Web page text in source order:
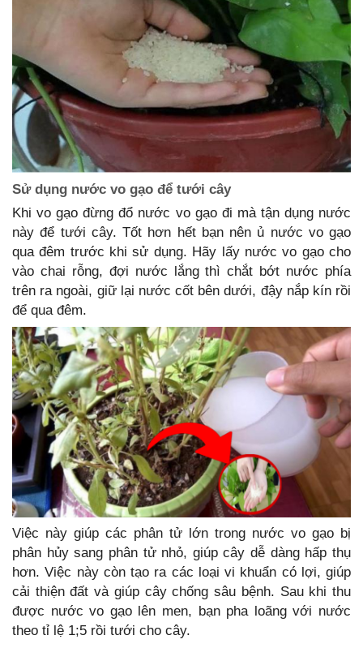
Sử dụng nước vo gạo để tưới cây
Khi vo gạo đừng đổ nước vo gạo đi mà tận dụng nước
này để tưới cây. Tốt hơn hết bạn nên ủ nước vo gạo
qua đêm trước khi sử dụng. Hãy lấy nước vo gạo cho
vào chai rỗng, đợi nước lắng thì chắt bớt nước phía
trên ra ngoài, giữ lại nước cốt bên dưới, đậy nắp kín rồi
để qua đêm.
Việc này giúp các phân tử lớn trong nước vo gạo bị
phân hủy sang phân tử nhỏ, giúp cây dễ dàng hấp thụ
hơn. Việc này còn tạo ra các loại vi khuẩn có lợi, giúp
cải thiện đất và giúp cây chống sâu bệnh. Sau khi thu
được nước vo gạo lên men, bạn pha loãng với nước
theo tỉ lệ 1;5 rồi tưới cho cây.